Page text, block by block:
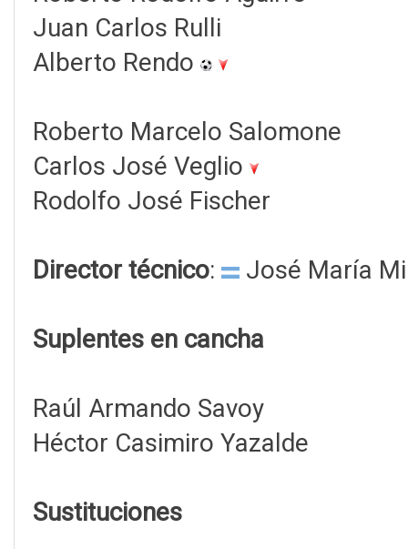
Juan Carlos Rulli
Alberto Rendo
Roberto Marcelo Salomone
Carlos José Veglio
Rodolfo José Fischer
Director técnico: José María
Suplentes en cancha
Raúl Armando Savoy
Héctor Casimiro Yazalde
Sustituciones